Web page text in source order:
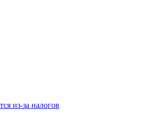
из-за налогов